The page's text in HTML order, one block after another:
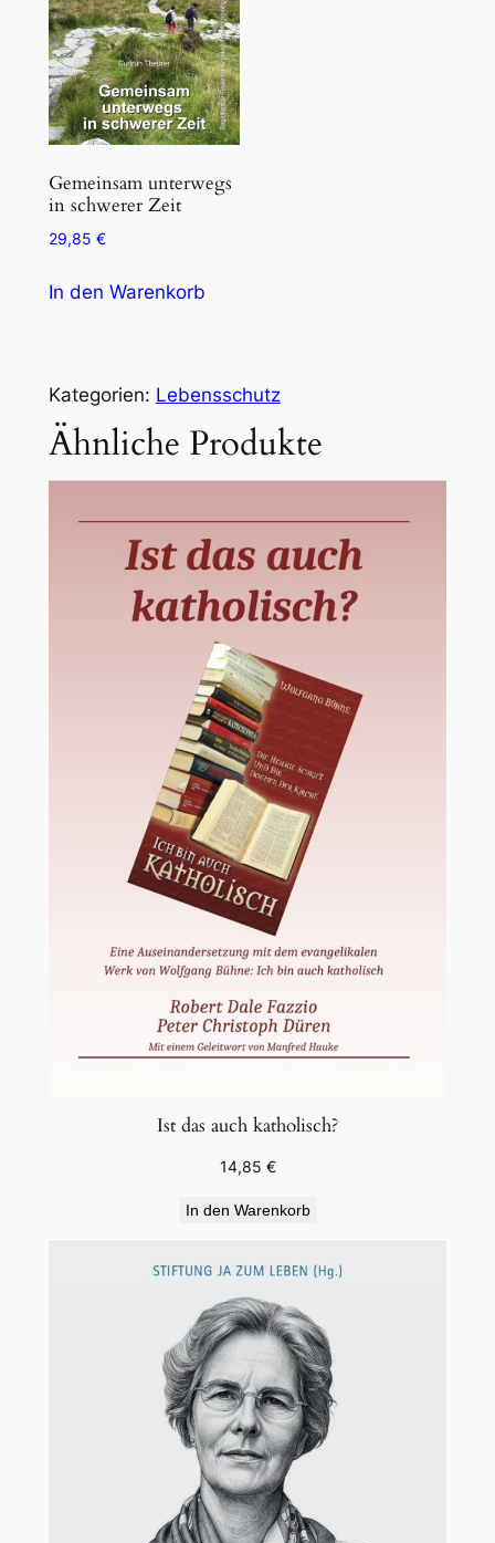
Gemeinsam unterwegs
in schwerer Zeit
29,85 €
In den Warenkorb
Kategorien: Lebensschutz
Ähnliche Produkte
Ist das auch katholisch?
14,85 €
In den Warenkorb